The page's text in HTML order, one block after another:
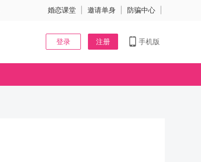
婚恋课堂 邀请单身 防骗中心
登录 注册 手机版